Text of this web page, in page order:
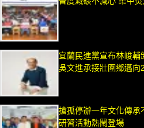
宜蘭民進黨宣布林峻
吳文進承接壯圍鄉邁向
搶孤停辦一年文化傳
研習活動熱鬧登場